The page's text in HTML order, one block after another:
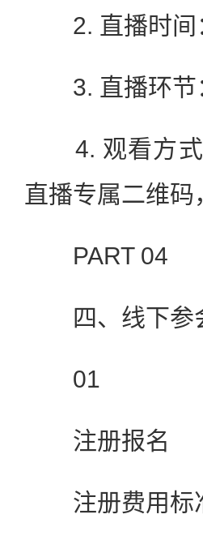
2. 直播时间
3. 直播环节
4. 观看方式
直播专属二维
PART 04
四、线下参
01
注册报名
注册费用标